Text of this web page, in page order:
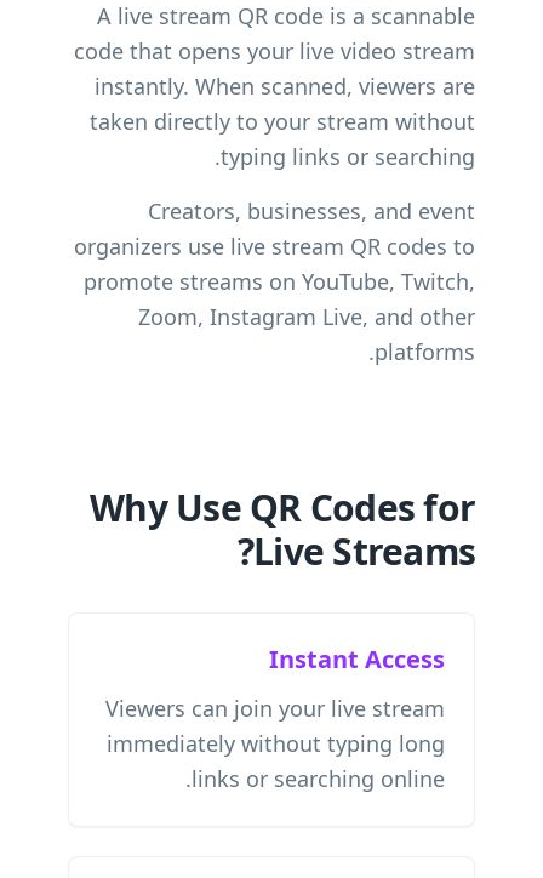
A live stream QR code is a scannable
code that opens your live video stream
instantly. When scanned, viewers are
taken directly to your stream without
typing links or searching.
Creators, businesses, and event
organizers use live stream QR codes to
promote streams on YouTube, Twitch,
Zoom, Instagram Live, and other
platforms.
Why Use QR Codes for
Live Streams?
Instant Access
Viewers can join your live stream
immediately without typing long
links or searching online.